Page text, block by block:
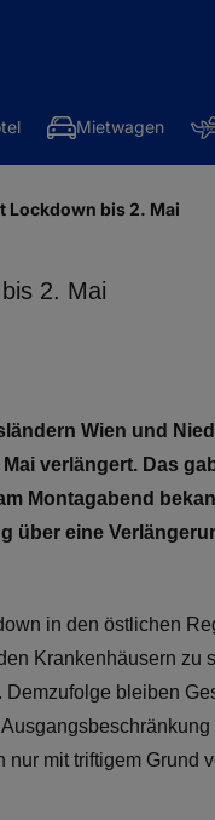
Mietwagen
Lockdown bis 2. Mai
2. Mai
Wien und
verlängert. Das
Montagabend
über eine
in den östlichen
Krankenhäusern
bleiben
mit triftigem